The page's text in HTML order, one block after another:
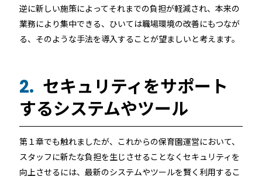
逆に新しい施策によってそれまでの負担が軽減され、本来の
業務により集中できる、ひいては職場環境の改善にもつなが
る、そのような手法を導入することが望ましいと考えます。
2. セキュリティをサポート
するシステムやツール
第１章でも触れましたが、これからの保育園運営において、
スタッフに新たな負担を生じさせることなくセキュリティを
向上させるには、最新のシステムやツールを賢く利用するこ